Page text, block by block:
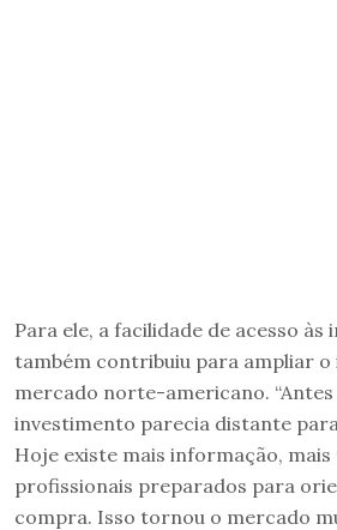
Para ele, a facilidade de acesso às
também contribuiu para ampliar o
mercado norte-americano. “Antes
investimento parecia distante
Hoje existe mais informação,
profissionais preparados para
compra. Isso tornou o mercado